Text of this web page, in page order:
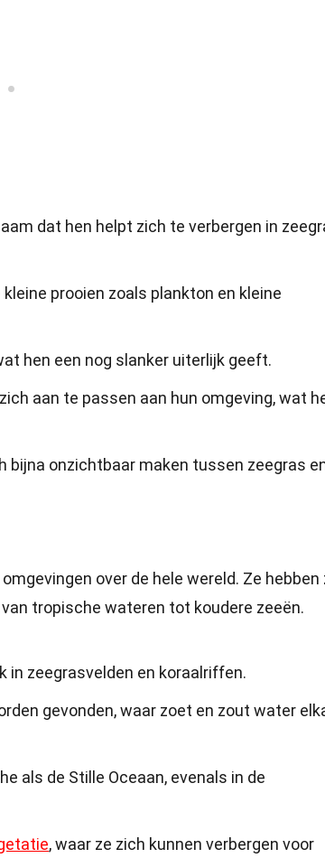
dat hen helpt zich te verbergen in
prooien zoals plankton en kleine
hen een nog slanker uiterlijk geeft.
aan te passen aan hun omgeving, wat
bijna onzichtbaar maken tussen zeegras
over de hele wereld. Ze hebben
tropische wateren tot koudere zeeën.
in zeegrasvelden en koraalriffen.
gevonden, waar zoet en zout water
als de Stille Oceaan, evenals in de
, waar ze zich kunnen verbergen voor